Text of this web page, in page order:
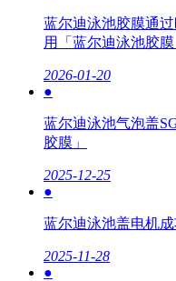
蓝尔迪泳池胶膜通
用「蓝尔迪泳池胶膜
2026-01-20
●
蓝尔迪泳池气泡盖
胶膜」
2025-12-25
●
蓝尔迪泳池盖电机
2025-11-28
●